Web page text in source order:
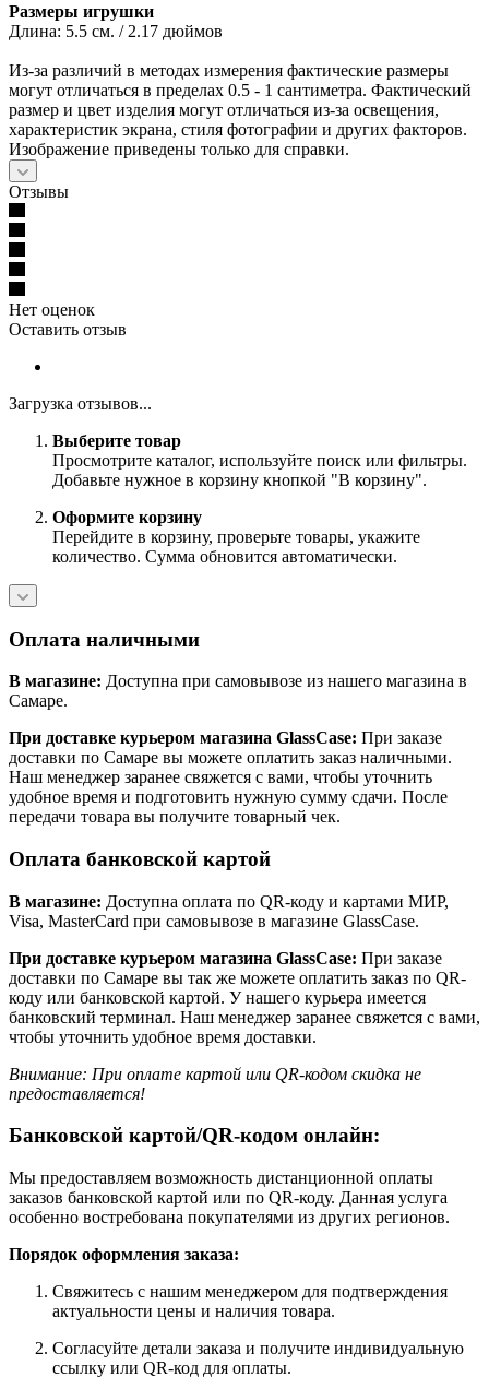
Размеры игрушки
Длина: 5.5 см. / 2.17 дюймов
Из-за различий в методах измерения фактические размеры
могут отличаться в пределах 0.5 - 1 сантиметра. Фактический
размер и цвет изделия могут отличаться из-за освещения,
характеристик экрана, стиля фотографии и других факторов.
Изображение приведены только для справки.
Отзывы
Нет оценок
Оставить отзыв
Загрузка отзывов...
Выберите товар
Просмотрите каталог, используйте поиск или фильтры.
Добавьте нужное в корзину кнопкой "В корзину".
Оформите корзину
Перейдите в корзину, проверьте товары, укажите
количество. Сумма обновится автоматически.
Оплата наличными
В магазине: Доступна при самовывозе из нашего магазина в
Самаре.
При доставке курьером магазина GlassCase: При заказе
доставки по Самаре вы можете оплатить заказ наличными.
Наш менеджер заранее свяжется с вами, чтобы уточнить
удобное время и подготовить нужную сумму сдачи. После
передачи товара вы получите товарный чек.
Оплата банковской картой
В магазине: Доступна оплата по QR-коду и картами МИР,
Visa, MasterCard при самовывозе в магазине GlassCase.
При доставке курьером магазина GlassCase: При заказе
доставки по Самаре вы так же можете оплатить заказ по QR-
коду или банковской картой. У нашего курьера имеется
банковский терминал. Наш менеджер заранее свяжется с вами,
чтобы уточнить удобное время доставки.
Внимание: При оплате картой или QR-кодом скидка не
предоставляется!
Банковской картой/QR-кодом онлайн:
Мы предоставляем возможность дистанционной оплаты
заказов банковской картой или по QR-коду. Данная услуга
особенно востребована покупателями из других регионов.
Порядок оформления заказа:
Свяжитесь с нашим менеджером для подтверждения
актуальности цены и наличия товара.
Согласуйте детали заказа и получите индивидуальную
ссылку или QR-код для оплаты.